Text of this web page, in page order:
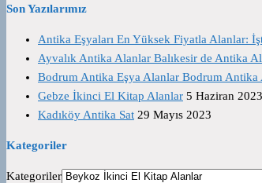
Son Yazılarımız
Antika Eşyaları En Yüksek Fiyatla Alanlar:
Ayvalık Antika Alanlar Balıkesir de Antika
Bodrum Antika Eşya Alanlar Bodrum Antika
Gebze İkinci El Kitap Alanlar 5 Haziran 2023
Kadıköy Antika Sat 29 Mayıs 2023
Kategoriler
Kategoriler